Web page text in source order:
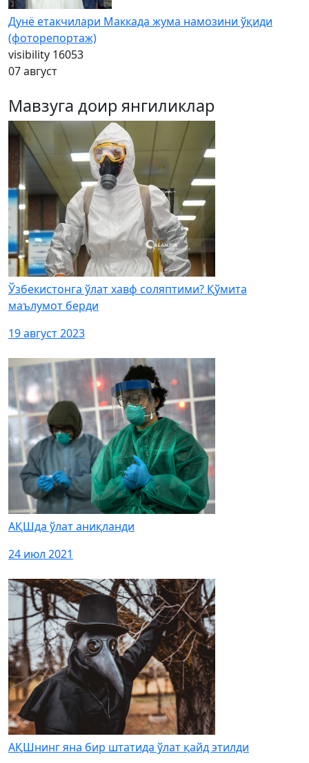
Дунё етакчилари Маккада жума намозини ўқиди
(фоторепортаж)
visibility 16053
07 август
Мавзуга доир янгиликлар
Ўзбекистонга ўлат хавф соляптими? Қўмита
маълумот берди
19 август 2023
АҚШда ўлат аниқланди
24 июл 2021
АҚШнинг яна бир штатида ўлат қайд этилди